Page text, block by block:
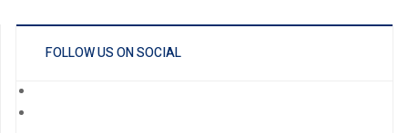
FOLLOW US ON SOCIAL